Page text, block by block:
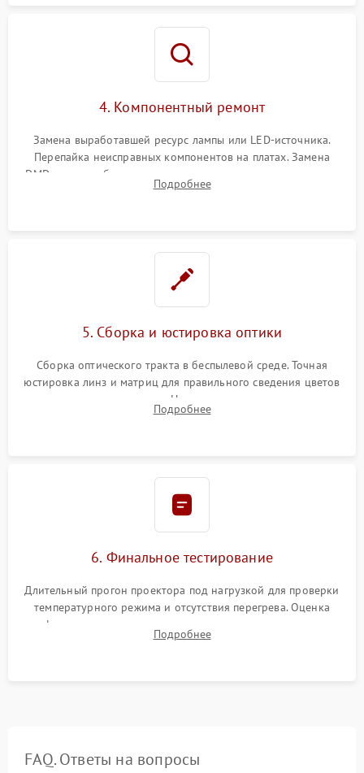
4. Компонентный ремонт
Замена выработавшей ресурс лампы или LED-источника.
Перепайка неисправных компонентов на платах. Замена
DMD-чипа при битых пикселях, установка нового цветового
колеса или восстановление сгоревших поляризационных
Подробнее
5. Сборка и юстировка оптики
Сборка оптического тракта в беспылевой среде. Точная
юстировка линз и матриц для правильного сведения цветов
и устранения размытия. Надежное подключение всех
шлейфов, установка датчиков и закрытие корпуса
Подробнее
6. Финальное тестирование
Длительный прогон проектора под нагрузкой для проверки
температурного режима и отсутствия перегрева. Оценка
фокуса, контрастности и цветопередачи на тестовых
таблицах. Проверка работы всех видеовходов и кнопок
Подробнее
FAQ. Ответы на вопросы